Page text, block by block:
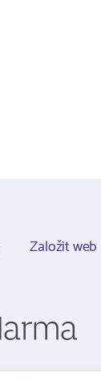
Založit web